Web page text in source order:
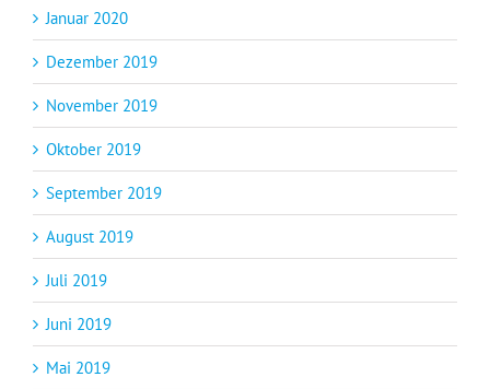
Januar 2020
Dezember 2019
November 2019
Oktober 2019
September 2019
August 2019
Juli 2019
Juni 2019
Mai 2019